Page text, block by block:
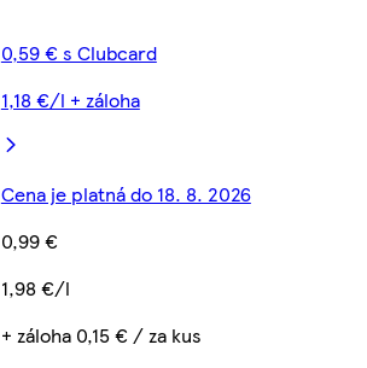
0,59 € s Clubcard
1,18 €/l + záloha
Cena je platná do 18. 8. 2026
0,99 €
1,98 €/l
+ záloha 0,15 € / za kus